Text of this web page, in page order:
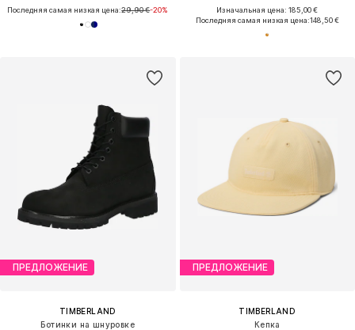
Последняя самая низкая цена:29,90 €-20%
Изначальная цена: 185,00 €
Последняя самая низкая цена:148,50 €
ПРЕДЛОЖЕНИЕ
TIMBERLAND
Ботинки на шнуровке
ПРЕДЛОЖЕНИЕ
TIMBERLAND
Кепка